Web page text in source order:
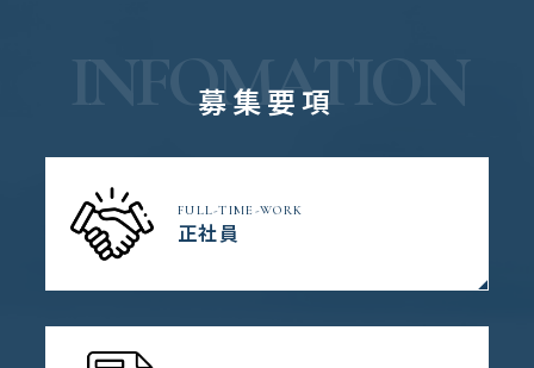
INFOMATION
募集要項
FULL-TIME-WORK
正社員